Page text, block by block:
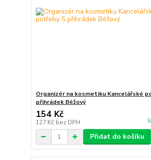
Organizér na kosmetiku Kancelářské
přihrádek Béžový
154 Kč
127 Kč bez DPH
Přidat do košíku